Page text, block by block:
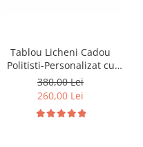
Tablou Licheni Cadou
Politisti-Personalizat cu
Poza si Text
380,00 Lei
260,00 Lei